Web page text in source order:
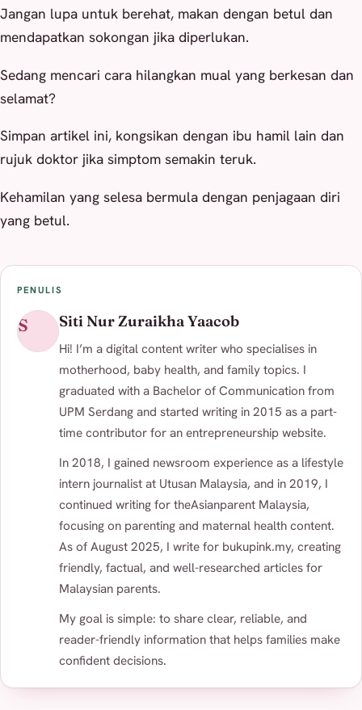
Jangan lupa untuk berehat, makan dengan betul dan
mendapatkan sokongan jika diperlukan.
Sedang mencari cara hilangkan mual yang berkesan dan
selamat?
Simpan artikel ini, kongsikan dengan ibu hamil lain dan
rujuk doktor jika simptom semakin teruk.
Kehamilan yang selesa bermula dengan penjagaan diri
yang betul.
PENULIS
S Siti Nur Zuraikha Yaacob
Hi! I’m a digital content writer who specialises in
motherhood, baby health, and family topics. I
graduated with a Bachelor of Communication from
UPM Serdang and started writing in 2015 as a part-
time contributor for an entrepreneurship website.
In 2018, I gained newsroom experience as a lifestyle
intern journalist at Utusan Malaysia, and in 2019, I
continued writing for theAsianparent Malaysia,
focusing on parenting and maternal health content.
As of August 2025, I write for bukupink.my, creating
friendly, factual, and well-researched articles for
Malaysian parents.
My goal is simple: to share clear, reliable, and
reader-friendly information that helps families make
confident decisions.